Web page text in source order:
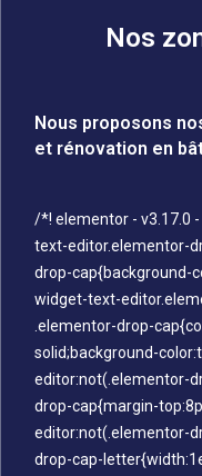
Nos
Nous proposons
et rénovation en
/*! elementor - v3.17.0
text-editor.elementor-
drop-cap{background-
widget-text-
.elementor-drop-
solid;background-
editor:not(.elementor-
drop-cap{margin-
editor:not(.elementor-
drop-cap-